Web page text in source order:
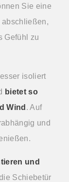
Sie eine
abschließen,
Gefühl zu
isoliert
bietet so
Wind . Auf
und
und
Schiebetür